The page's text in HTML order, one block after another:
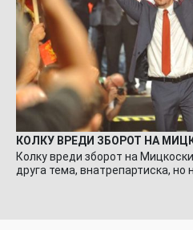
КОЛКУ ВРЕДИ ЗБОРОТ НА
Колку вреди зборот на
друга тема, внатрепартиска, но